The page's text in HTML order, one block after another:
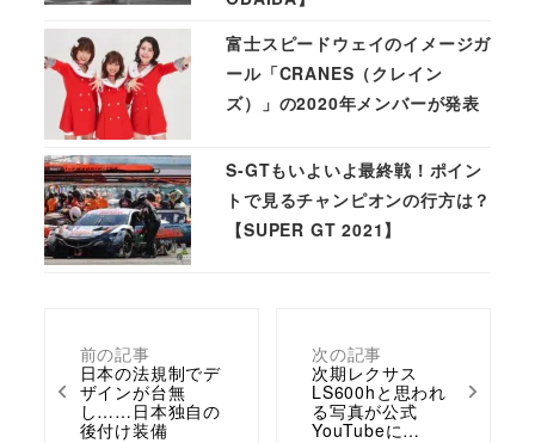
前の記事
日本の法規制でデ
ザインが台無
し……日本独自の
後付け装備
次の記事
次期レクサス
LS600hと思われ
る写真が公式
YouTubeに…
富士スピードウェイのイメージガ
ール「CRANES（クレイン
ズ）」の2020年メンバーが発表
S-GTもいよいよ最終戦！ポイン
トで見るチャンピオンの行方は？
【SUPER GT 2021】